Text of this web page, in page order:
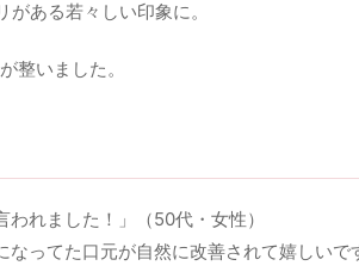
ある若々しい印象に。
いました。
われました！」（50代・女性）
なってた口元が自然に改善されて嬉しい